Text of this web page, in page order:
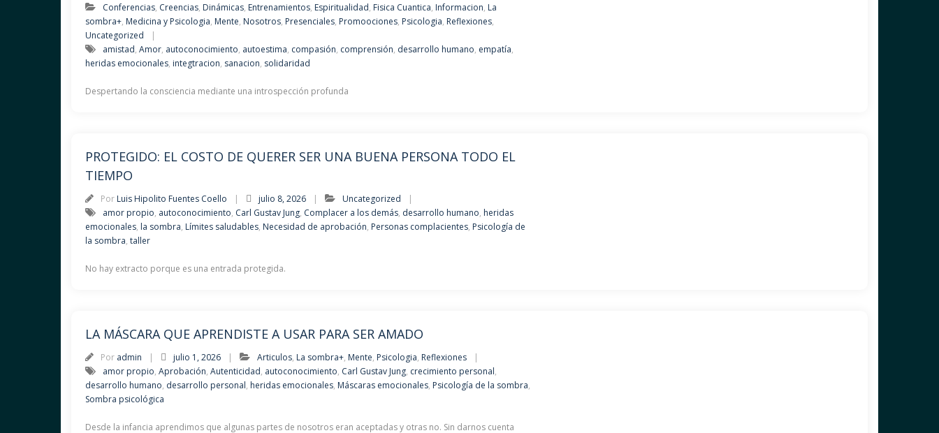
Conferencias, Creencias, Dinámicas, Entrenamientos, Espiritualidad, Fisica Cuantica, Informacion, La
sombra+, Medicina y Psicologia, Mente, Nosotros, Presenciales, Promoociones, Psicologia, Reflexiones,
Uncategorized
amistad, Amor, autoconocimiento, autoestima, compasión, comprensión, desarrollo humano, empatía,
heridas emocionales, integtracion, sanacion, solidaridad
Despertando la consciencia mediante una introspección profunda
PROTEGIDO: EL COSTO DE QUERER SER UNA BUENA PERSONA TODO EL
TIEMPO
Por Luis Hipolito Fuentes Coello julio 8, 2026
Uncategorized
amor propio, autoconocimiento, Carl Gustav Jung, Complacer a los demás, desarrollo humano, heridas
emocionales, la sombra, Límites saludables, Necesidad de aprobación, Personas complacientes, Psicología de
la sombra, taller
No hay extracto porque es una entrada protegida.
LA MÁSCARA QUE APRENDISTE A USAR PARA SER AMADO
Por admin julio 1, 2026 Articulos, La sombra+, Mente, Psicologia, Reflexiones
amor propio, Aprobación, Autenticidad, autoconocimiento, Carl Gustav Jung, crecimiento personal,
desarrollo humano, desarrollo personal, heridas emocionales, Máscaras emocionales, Psicología de la sombra,
Sombra psicológica
Desde la infancia aprendimos que algunas partes de nosotros eran aceptadas y otras no. Sin darnos cuenta